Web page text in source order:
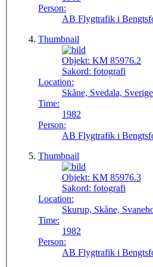
Person:
AB Flygtrafik i
Thumbnail
Objekt: KM 85976.2
Sakord: fotografi
Location:
Skåne, Svedala, Sverige
Time:
1982
Person:
AB Flygtrafik i
Thumbnail
Objekt: KM 85976.3
Sakord: fotografi
Location:
Skurup, Skåne,
Time:
1982
Person:
AB Flygtrafik i